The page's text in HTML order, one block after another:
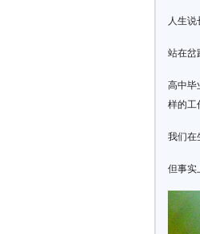
人生
站在岔
高中毕
样的工
我们在
但事实